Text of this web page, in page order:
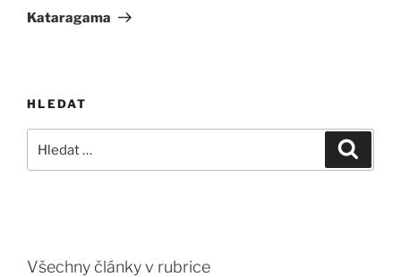
příspěvek
Kataragama
HLEDAT
Všechny články v rubrice